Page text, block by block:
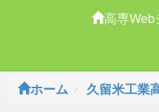
高専Web
ホーム 久留米工業